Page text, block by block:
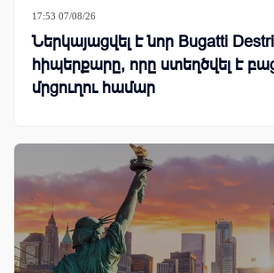
17:53 07/08/26
Ներկայացվել է նոր Bugatti
հիպերքարը, որը ստեղծվել է
մրցուղու համար